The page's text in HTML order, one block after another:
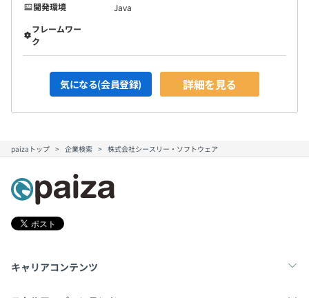
開発環境
Java
フレームワー
ク
気になる(会員登録) 詳細を見る
paizaトップ 企業検索 株式会社シースリー・ソフトウェア
キャリアコンテンツ